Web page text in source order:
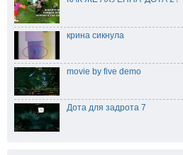
крина сикнула
movie by five demo
Дота для задрота 7